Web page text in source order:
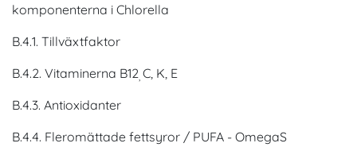
komponenterna i Chlorella
B.4.1. Tillväxtfaktor
B.4.2. Vitaminerna B12 C, K, E
B.4.3. Antioxidanter
B.4.4. Fleromättade fettsyror / PUFA - OmegaS